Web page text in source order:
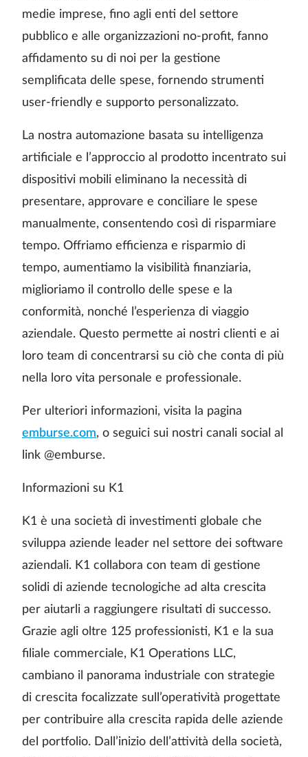
medie imprese, fino agli enti del settore
pubblico e alle organizzazioni no-profit, fanno
affidamento su di noi per la gestione
semplificata delle spese, fornendo strumenti
user-friendly e supporto personalizzato.
La nostra automazione basata su intelligenza
artificiale e l’approccio al prodotto incentrato sui
dispositivi mobili eliminano la necessità di
presentare, approvare e conciliare le spese
manualmente, consentendo così di risparmiare
tempo. Offriamo efficienza e risparmio di
tempo, aumentiamo la visibilità finanziaria,
miglioriamo il controllo delle spese e la
conformità, nonché l’esperienza di viaggio
aziendale. Questo permette ai nostri clienti e ai
loro team di concentrarsi su ciò che conta di più
nella loro vita personale e professionale.
Per ulteriori informazioni, visita la pagina
emburse.com, o seguici sui nostri canali social al
link @emburse.
Informazioni su K1
K1 è una società di investimenti globale che
sviluppa aziende leader nel settore dei software
aziendali. K1 collabora con team di gestione
solidi di aziende tecnologiche ad alta crescita
per aiutarli a raggiungere risultati di successo.
Grazie agli oltre 125 professionisti, K1 e la sua
filiale commerciale, K1 Operations LLC,
cambiano il panorama industriale con strategie
di crescita focalizzate sull’operatività progettate
per contribuire alla crescita rapida delle aziende
del portfolio. Dall’inizio dell’attività della società,